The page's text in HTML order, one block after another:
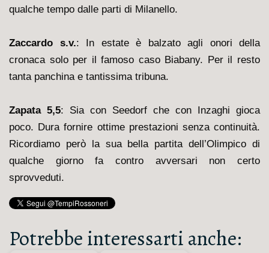
qualche tempo dalle parti di Milanello.
Zaccardo s.v.: In estate è balzato agli onori della
cronaca solo per il famoso caso Biabany. Per il resto
tanta panchina e tantissima tribuna.
Zapata 5,5: Sia con Seedorf che con Inzaghi gioca
poco. Dura fornire ottime prestazioni senza continuità.
Ricordiamo però la sua bella partita dell’Olimpico di
qualche giorno fa contro avversari non certo
sprovveduti.
Potrebbe interessarti anche: